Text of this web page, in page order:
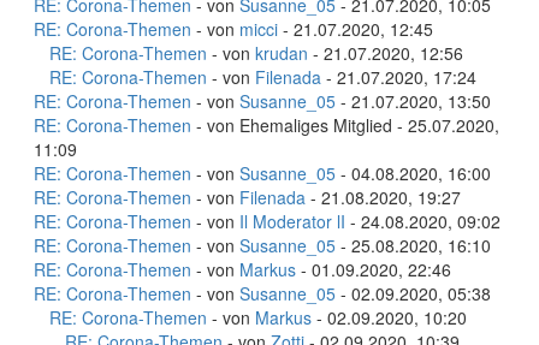
RE: Corona-Themen - von Susanne_05 - 21.07.2020, 10:05
RE: Corona-Themen - von micci - 21.07.2020, 12:45
RE: Corona-Themen - von krudan - 21.07.2020, 12:56
RE: Corona-Themen - von Filenada - 21.07.2020, 17:24
RE: Corona-Themen - von Susanne_05 - 21.07.2020, 13:50
RE: Corona-Themen - von Ehemaliges Mitglied - 25.07.2020,
11:09
RE: Corona-Themen - von Susanne_05 - 04.08.2020, 16:00
RE: Corona-Themen - von Filenada - 21.08.2020, 19:27
RE: Corona-Themen - von Il Moderator lI - 24.08.2020, 09:02
RE: Corona-Themen - von Susanne_05 - 25.08.2020, 16:10
RE: Corona-Themen - von Markus - 01.09.2020, 22:46
RE: Corona-Themen - von Susanne_05 - 02.09.2020, 05:38
RE: Corona-Themen - von Markus - 02.09.2020, 10:20